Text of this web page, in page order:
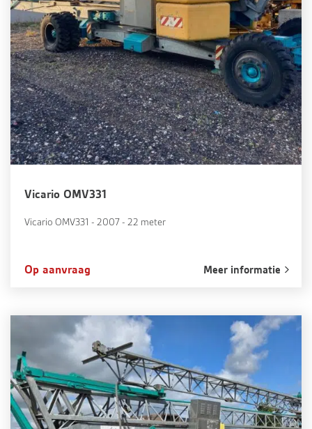
Vicario OMV331
Vicario OMV331 - 2007 - 22 meter
Op aanvraag Meer informatie